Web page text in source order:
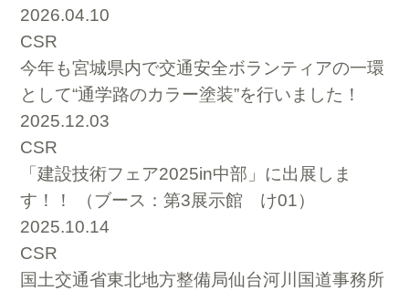
2026.04.10
CSR
今年も宮城県内で交通安全ボランティアの一環
として“通学路のカラー塗装”を行いました！
2025.12.03
CSR
「建設技術フェア2025in中部」に出展しま
す！！ （ブース：第3展示館 け01）
2025.10.14
CSR
国土交通省東北地方整備局仙台河川国道事務所